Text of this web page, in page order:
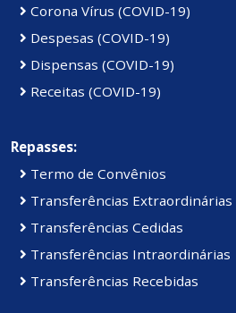
Corona Vírus (COVID-19)
Despesas (COVID-19)
Dispensas (COVID-19)
Receitas (COVID-19)
Repasses:
Termo de Convênios
Transferências Extraordinárias
Transferências Cedidas
Transferências Intraordinárias
Transferências Recebidas